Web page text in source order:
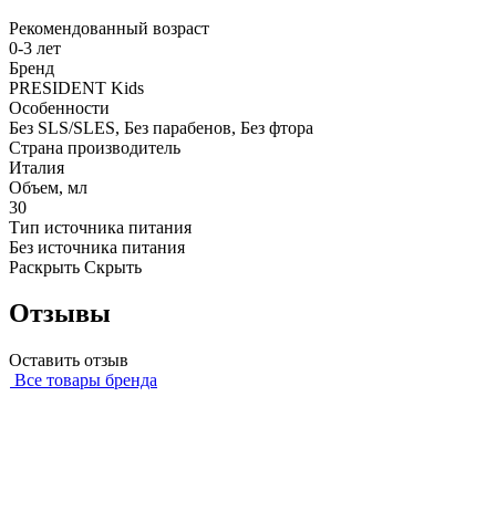
Рекомендованный возраст
0-3 лет
Бренд
PRESIDENT Kids
Особенности
Без SLS/SLES, Без парабенов, Без фтора
Страна производитель
Италия
Объем, мл
30
Тип источника питания
Без источника питания
Раскрыть Скрыть
Отзывы
Оставить отзыв
Все товары бренда